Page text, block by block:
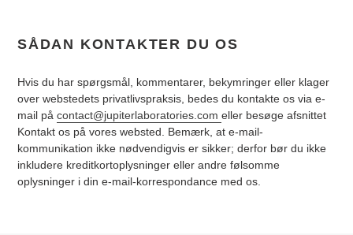
SÅDAN KONTAKTER DU OS
Hvis du har spørgsmål, kommentarer, bekymringer eller klager
over webstedets privatlivspraksis, bedes du kontakte os via e-
mail på contact@jupiterlaboratories.com eller besøge afsnittet
Kontakt os på vores websted. Bemærk, at e-mail-
kommunikation ikke nødvendigvis er sikker; derfor bør du ikke
inkludere kreditkortoplysninger eller andre følsomme
oplysninger i din e-mail-korrespondance med os.